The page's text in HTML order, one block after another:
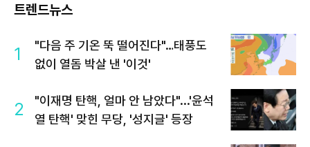
트렌드뉴스
1
"다음 주 기온 뚝 떨어진다"…태풍도
없이 열돔 박살 낸 '이것'
2
"이재명 탄핵, 얼마 안 남았다"...'윤석
열 탄핵' 맞힌 무당, '성지글' 등장